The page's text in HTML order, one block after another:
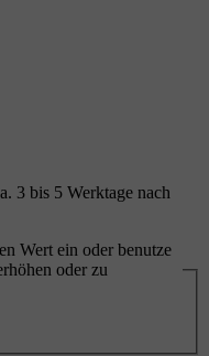
3 bis 5 Werktage nach
Wert ein oder benutze
oder zu